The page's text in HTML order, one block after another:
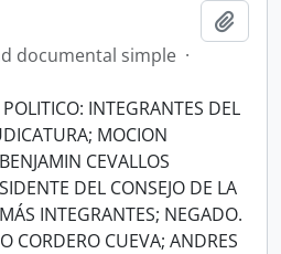
documental simple ·
INTEGRANTES DEL
MOCION
CEVALLOS
DEL CONSEJO DE LA
INTEGRANTES; NEGADO.
CORDERO CUEVA; ANDRES